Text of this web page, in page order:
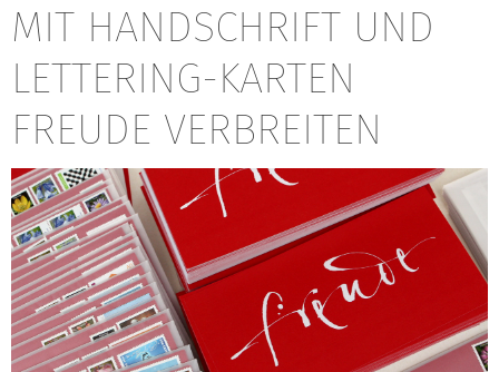
MIT HANDSCHRIFT UND
LETTERING-KARTEN
FREUDE VERBREITEN